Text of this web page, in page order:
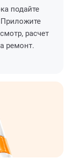
подайте
расчет
ремонт.